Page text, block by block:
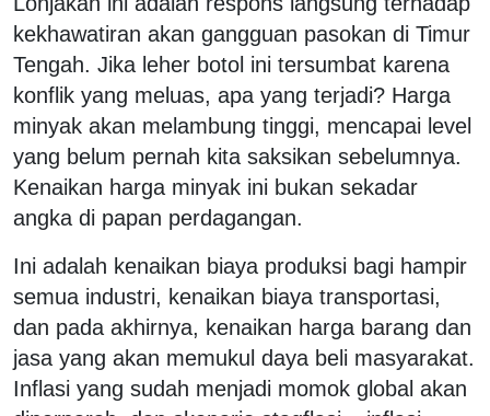
kekhawatiran akan gangguan pasokan di Timur
Tengah. Jika leher botol ini tersumbat karena
konflik yang meluas, apa yang terjadi? Harga
minyak akan melambung tinggi, mencapai level
yang belum pernah kita saksikan sebelumnya.
Kenaikan harga minyak ini bukan sekadar
angka di papan perdagangan.
Ini adalah kenaikan biaya produksi bagi hampir
semua industri, kenaikan biaya transportasi,
dan pada akhirnya, kenaikan harga barang dan
jasa yang akan memukul daya beli masyarakat.
Inflasi yang sudah menjadi momok global akan